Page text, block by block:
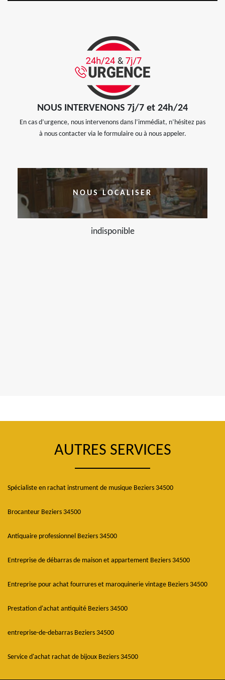
NOUS INTERVENONS 7j/7 et 24h/24
En cas d’urgence, nous intervenons dans l’immédiat, n’hésitez pas
à nous contacter via le formulaire ou à nous appeler.
NOUS LOCALISER
indisponible
AUTRES SERVICES
Spécialiste en rachat instrument de musique Beziers 34500
Brocanteur Beziers 34500
Antiquaire professionnel Beziers 34500
Entreprise de débarras de maison et appartement Beziers 34500
Entreprise pour achat fourrures et maroquinerie vintage Beziers 34500
Prestation d'achat antiquité Beziers 34500
entreprise-de-debarras Beziers 34500
Service d'achat rachat de bijoux Beziers 34500